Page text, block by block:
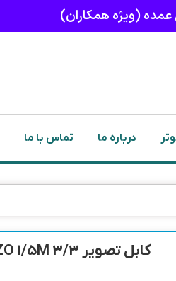
(ویژه همکاران)
درباره ما تماس با ما
کابل تصویر 3/3 ENZO 1/5M